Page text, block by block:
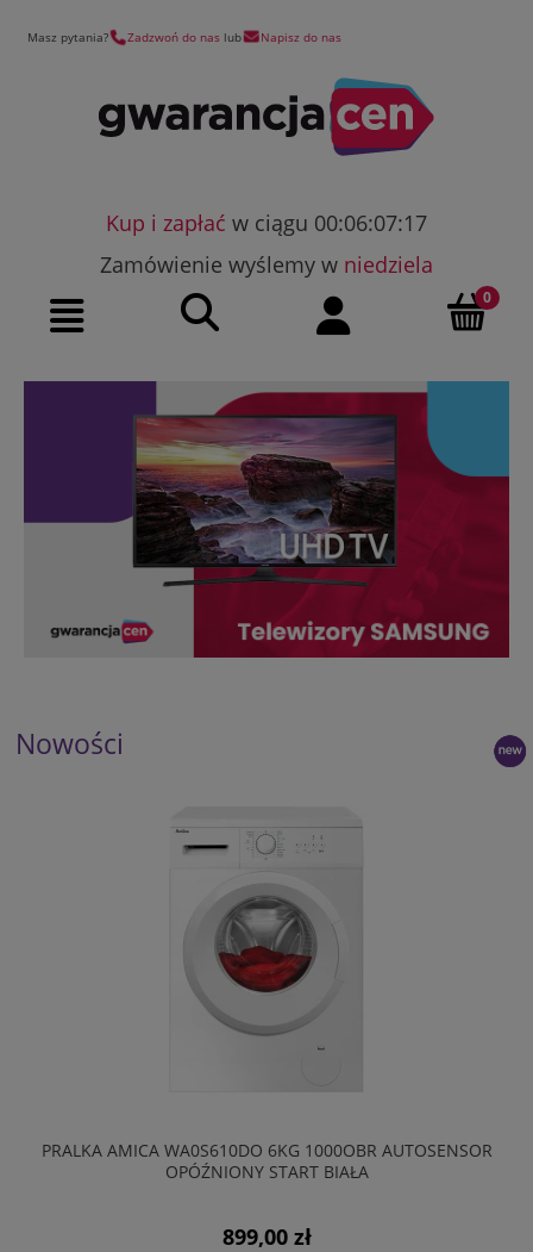
Masz pytania? Zadzwoń do nas lub Napisz do nas
Kup i zapłać w ciągu 00:06:07:16
Zamówienie wyślemy w niedziela
Nowości
PRALKA AMICA WA0S610DO 6KG 1000OBR AUTOSENSOR
OPÓŹNIONY START BIAŁA
899,00 zł